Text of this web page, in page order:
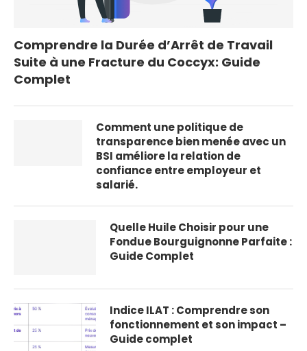
Comprendre la Durée d’Arrêt de Travail
Suite à une Fracture du Coccyx: Guide
Complet
Comment une politique de
transparence bien menée avec un
BSI améliore la relation de
confiance entre employeur et
salarié.
Quelle Huile Choisir pour une
Fondue Bourguignonne Parfaite :
Guide Complet
Indice ILAT : Comprendre son
fonctionnement et son impact –
Guide complet